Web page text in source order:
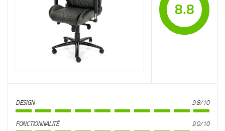
8.8
DESIGN 9.8/10
FONCTIONNALITÉ 9.0/10